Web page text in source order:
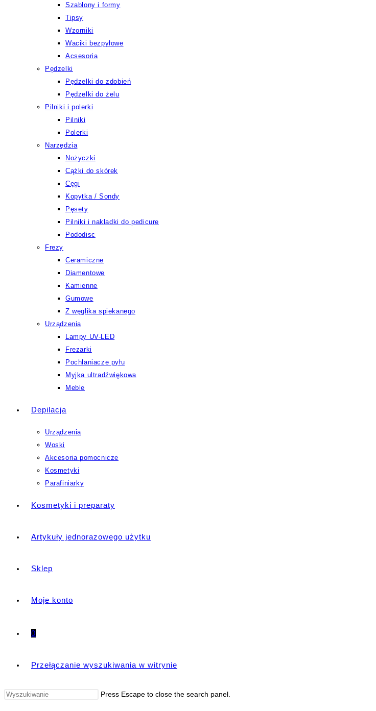
Szablony i formy
Tipsy
Wzorniki
Waciki bezpyłowe
Acsesoria
Pędzelki
Pędzelki do zdobień
Pędzelki do żelu
Pilniki i polerki
Pilniki
Polerki
Narzędzia
Nożyczki
Cążki do skórek
Cęgi
Kopytka / Sondy
Pęsety
Pilniki i nakladki do pedicure
Pododisc
Frezy
Ceramiczne
Diamentowe
Kamienne
Gumowe
Z węglika spiekanego
Urządzenia
Lampy UV-LED
Frezarki
Pochlaniacze pyłu
Myjka ultradźwiękowa
Meble
Depilacja
Urządzenia
Woski
Akcesoria pomocnicze
Kosmetyki
Parafiniarky
Kosmetyki i preparaty
Artykuły jednorazowego użytku
Sklep
Moje konto
0
Przełączanie wyszukiwania w witrynie
Press Escape to close the search panel.